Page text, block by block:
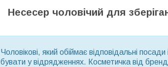
Несесер чоловічий для
Чоловікові, який обіймає відповідальні
бувати у відрядженнях. Косметичка від